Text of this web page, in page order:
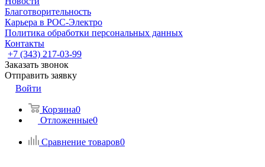
Благотворительность
Карьера в РОС-Электро
Политика обработки персональных данных
Контакты
+7 (343) 217-03-99
Заказать звонок
Отправить заявку
Войти
Корзина0
Отложенные0
Сравнение товаров0